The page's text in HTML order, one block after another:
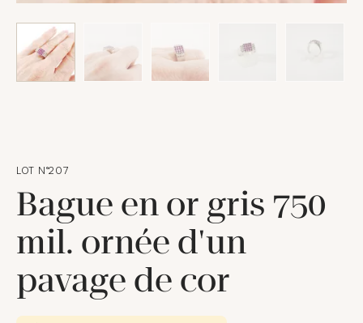
LOT N°207
Bague en or gris 750
mil. ornée d'un
pavage de cor